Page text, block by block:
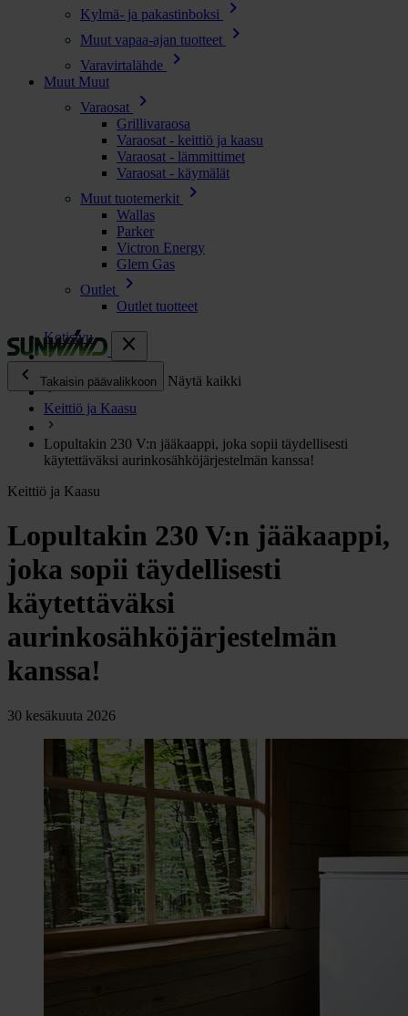
Kylmä- ja pakastinboksi chevron_right
Muut vapaa-ajan tuotteet chevron_right
Varavirtalähde chevron_right
Muut Muut
Varaosat
chevron_right
Grillivaraosa
Varaosat - keittiö ja kaasu
Varaosat - lämmittimet
Varaosat - käymälät
Muut tuotemerkit
chevron_right
Wallas
Parker
Victron Energy
Glem Gas
Outlet
chevron_right
Outlet tuotteet
close
chevron_left
Takaisin päävalikkoon Näytä kaikki
Energia chevron_right
Keittiö ja kaasu chevron_right
Lämpö
Käymälä chevron_right
Piha ja Puutarha chevron_right
Vapaa-aika ja Retkeily chevron_right
Muut chevron_right
Kotisivu
Keittiö ja Kaasu
Lopultakin 230 V:n jääkaappi, joka sopii täydellisesti
käytettäväksi aurinkosähköjärjestelmän kanssa!
Keittiö ja Kaasu
Lopultakin 230 V:n jääkaappi,
joka sopii täydellisesti
käytettäväksi
aurinkosähköjärjestelmän
kanssa!
30 kesäkuuta 2026